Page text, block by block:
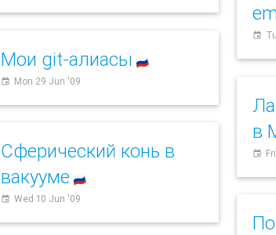
event
Мои git-алиасы 🇷🇺
event Mon 29 Jun '09
в
event
Сферический конь в
вакууме 🇷🇺
event Wed 10 Jun '09